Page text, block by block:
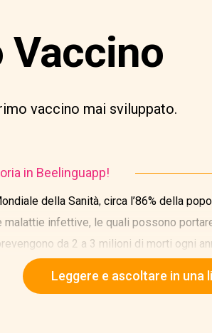
Vaccino
vaccino mai sviluppato.
in Beelinguapp!
della Sanità, circa l’86% della
infettive, le quali possono
da 2 a 3 milioni di morti ogni
Leggere e ascoltare in una